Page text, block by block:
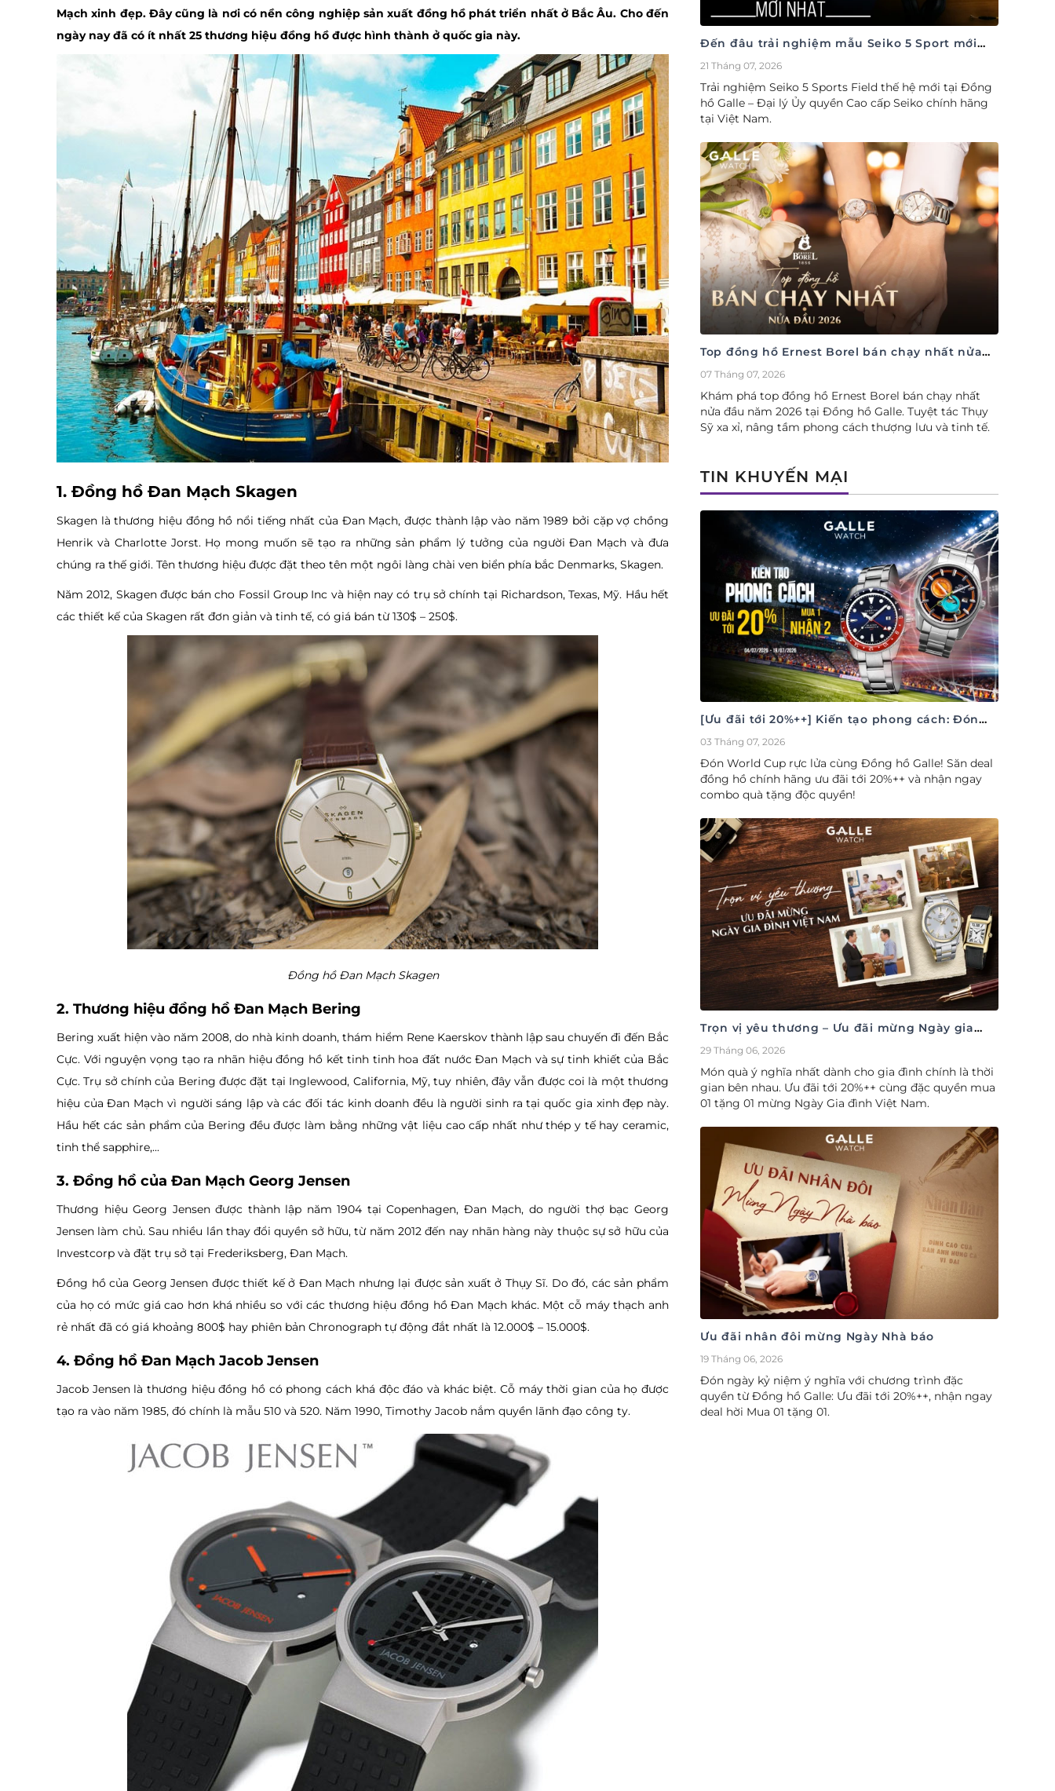
Mạch xinh đẹp. Đây cũng là nơi có nền công nghiệp sản xuất đồng hồ phát triển nhất ở Bắc Âu. Cho đến
ngày nay đã có ít nhất 25 thương hiệu đồng hồ được hình thành ở quốc gia này.
1. Đồng hồ Đan Mạch Skagen
Skagen là thương hiệu đồng hồ nổi tiếng nhất của Đan Mạch, được thành lập vào năm 1989 bởi cặp vợ chồng
Henrik và Charlotte Jorst. Họ mong muốn sẽ tạo ra những sản phẩm lý tưởng của người Đan Mạch và đưa
chúng ra thế giới. Tên thương hiệu được đặt theo tên một ngôi làng chài ven biển phía bắc Denmarks, Skagen.
Năm 2012, Skagen được bán cho Fossil Group Inc và hiện nay có trụ sở chính tại Richardson, Texas, Mỹ. Hầu hết
các thiết kế của Skagen rất đơn giản và tinh tế, có giá bán từ 130$ – 250$.
Đồng hồ Đan Mạch Skagen
2. Thương hiệu đồng hồ Đan Mạch Bering
Bering xuất hiện vào năm 2008, do nhà kinh doanh, thám hiểm Rene Kaerskov thành lập sau chuyến đi đến Bắc
Cực. Với nguyện vọng tạo ra nhãn hiệu đồng hồ kết tinh tinh hoa đất nước Đan Mạch và sự tinh khiết của Bắc
Cực. Trụ sở chính của Bering được đặt tại Inglewood, California, Mỹ, tuy nhiên, đây vẫn được coi là một thương
hiệu của Đan Mạch vì người sáng lập và các đối tác kinh doanh đều là người sinh ra tại quốc gia xinh đẹp này.
Hầu hết các sản phẩm của Bering đều được làm bằng những vật liệu cao cấp nhất như thép y tế hay ceramic,
tinh thể sapphire,...
3. Đồng hồ của Đan Mạch Georg Jensen
Thương hiệu Georg Jensen được thành lập năm 1904 tại Copenhagen, Đan Mạch, do người thợ bạc Georg
Jensen làm chủ. Sau nhiều lần thay đổi quyền sở hữu, từ năm 2012 đến nay nhãn hàng này thuộc sự sở hữu của
Investcorp và đặt trụ sở tại Frederiksberg, Đan Mạch.
Đồng hồ của Georg Jensen được thiết kế ở Đan Mạch nhưng lại được sản xuất ở Thụy Sĩ. Do đó, các sản phẩm
của họ có mức giá cao hơn khá nhiều so với các thương hiệu đồng hồ Đan Mạch khác. Một cỗ máy thạch anh
rẻ nhất đã có giá khoảng 800$ hay phiên bản Chronograph tự động đắt nhất là 12.000$ – 15.000$.
4. Đồng hồ Đan Mạch Jacob Jensen
Jacob Jensen là thương hiệu đồng hồ có phong cách khá độc đáo và khác biệt. Cỗ máy thời gian của họ được
tạo ra vào năm 1985, đó chính là mẫu 510 và 520. Năm 1990, Timothy Jacob nắm quyền lãnh đạo công ty.
Đến đâu trải nghiệm mẫu Seiko 5 Sport mới
nhất
21 Tháng 07, 2026
Trải nghiệm Seiko 5 Sports Field thế hệ mới tại Đồng
hồ Galle – Đại lý Ủy quyền Cao cấp Seiko chính hãng
tại Việt Nam.
Top đồng hồ Ernest Borel bán chạy nhất nửa
đầu năm 2026
07 Tháng 07, 2026
Khám phá top đồng hồ Ernest Borel bán chạy nhất
nửa đầu năm 2026 tại Đồng hồ Galle. Tuyệt tác Thụy
Sỹ xa xỉ, nâng tầm phong cách thượng lưu và tinh tế.
TIN KHUYẾN MẠI
[Ưu đãi tới 20%++] Kiến tạo phong cách: Đón
cúp săn deal – Siêu ưu đãi đồng hành cùng
World Cup
03 Tháng 07, 2026
Đón World Cup rực lửa cùng Đồng hồ Galle! Săn deal
đồng hồ chính hãng ưu đãi tới 20%++ và nhận ngay
combo quà tặng độc quyền!
Trọn vị yêu thương – Ưu đãi mừng Ngày gia
đình Việt Nam 28/06
29 Tháng 06, 2026
Món quà ý nghĩa nhất dành cho gia đình chính là thời
gian bên nhau. Ưu đãi tới 20%++ cùng đặc quyền mua
01 tặng 01 mừng Ngày Gia đình Việt Nam.
Ưu đãi nhân đôi mừng Ngày Nhà báo
19 Tháng 06, 2026
Đón ngày kỷ niệm ý nghĩa với chương trình đặc
quyền từ Đồng hồ Galle: Ưu đãi tới 20%++, nhận ngay
deal hời Mua 01 tặng 01.